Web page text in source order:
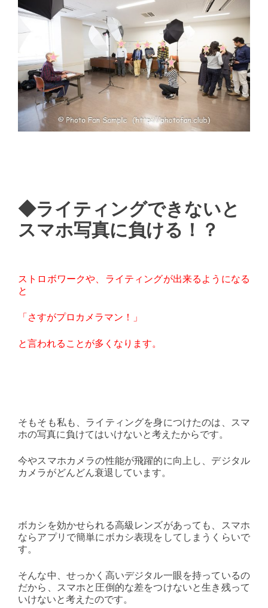
◆ライティングできないと
スマホ写真に負ける！？
ストロボワークや、ライティングが出来るようになる
と
「さすがプロカメラマン！」
と言われることが多くなります。
そもそも私も、ライティングを身につけたのは、スマ
ホの写真に負けてはいけないと考えたからです。
今やスマホカメラの性能が飛躍的に向上し、デジタル
カメラがどんどん衰退しています。
ボカシを効かせられる高級レンズがあっても、スマホ
ならアプリで簡単にボカシ表現をしてしまうくらいで
す。
そんな中、せっかく高いデジタル一眼を持っているの
だから、スマホと圧倒的な差をつけないと生き残って
いけないと考えたのです。